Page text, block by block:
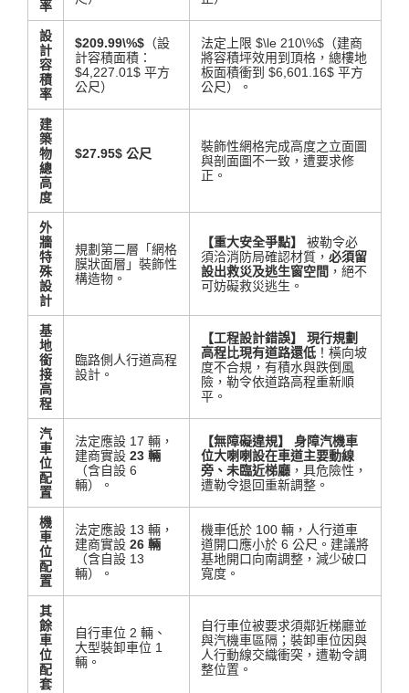
率
設
計
容
積
率
$209.99\%$ （設
計容積面積：
$4,227.01$ 平方
公尺）
法定上限 $\le 210\%$ （建商
將容積坪效用到頂格，總樓地
板面積衝到 $6,601.16$ 平方
公尺）
。
建
築
物
總
高
度
$27.95$ 公尺
裝飾性網格完成高度之立面圖
與剖面圖不一致，遭要求修
正 。
外
牆
特
殊
設
計
規劃第二層「網格
膜狀面層」裝飾性
構造物 。
【重大安全爭點】
被勒令必
須洽消防局確認材質， 必須留
設出救災及逃生窗空間 ，絕不
可妨礙救災逃生 。
基
地
銜
接
高
程
臨路側人行道高程
設計 。
【工程設計錯誤】
現行規劃
高程比現有道路還低 ！橫向坡
度不合規，有積水與跌倒風
險，勒令依道路高程重新順
平 。
汽
車
位
配
置
法定應設 17 輛，
建商實設 23 輛
（含自設 6
輛）
。
【無障礙違規】
身障汽機車
位大喇喇設在車道主要動線
旁、未臨近梯廳 ，具危險性，
遭勒令退回重新調整 。
機
車
位
配
置
法定應設 13 輛，
建商實設 26 輛
（含自設 13
輛）
。
機車低於 100 輛，人行道車
道開口應小於 6 公尺。建議將
基地開口向南調整，減少破口
寬度 。
其
餘
車
位
配
套
自行車位 2 輛 、
大型裝卸車位 1
輛 。
自行車位被要求須鄰近梯廳並
與汽機車區隔 ；裝卸車位因與
人行動線交織衝突，遭勒令調
整位置 。